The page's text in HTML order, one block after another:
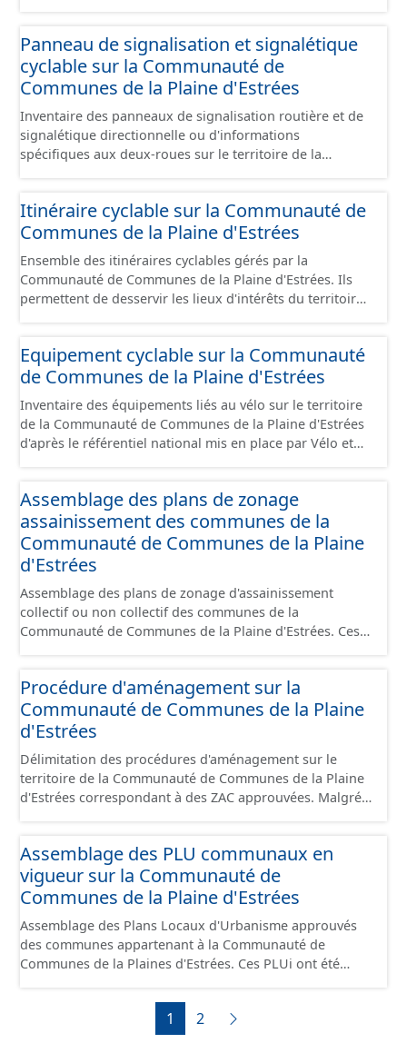
données des feuilles de plan à la commune, elles même
regroupées à l'échelle de la Communauté de Communes
de la Plaine d'Estrées.
prescriptions nationales du CNIG. Malgré l'attention
portée à la création de ces données, il est rappelé que
seuls les documents papiers font foi et sont opposables
Panneau de signalisation et signalétique
cyclable sur la Communauté de
Communes de la Plaine d'Estrées
Inventaire des panneaux de signalisation routière et de
signalétique directionnelle ou d'informations
spécifiques aux deux-roues sur le territoire de la
en cours de réalisation. Cet inventaire est en cours, la
donnée n'est donc pas exhaustive.
Itinéraire cyclable sur la Communauté de
Communes de la Plaine d'Estrées
Ensemble des itinéraires cyclables gérés par la
Communauté de Communes de la Plaine d'Estrées. Ils
permettent de desservir les lieux d'intérêts du territoire
de bonnes conditions. Ils peuvent emprunter tout type
de voies sécurisées : voie verte, piste cyclable, voie à
couloir partagé avec les bus, aire piétonne, bandes
cyclables ou jalonnement sur chaussée. Les itinéraires
ne sont pas des aménagements mais une succession
peuvent emprunter des tronçons de voies non
aménagés pour assurer une continuité. Ce jeu de
données comprend uniquement les données avec un
statut "en service", "en travaux" ou "provisoire".
Equipement cyclable sur la Communauté
de Communes de la Plaine d'Estrées
Inventaire des équipements liés au vélo sur le territoire
de la Communauté de Communes de la Plaine d'Estrées
d'après le référentiel national mis en place par Vélo et
comprend également la localisation des aires de
services/repos (autre fiche de métadonnée). Cette
information est compatible avec les données du
stationnement cyclable. Pour une meilleure visualisation
des informations, les données visibles pour les
utilisateurs de "Ma Carte" (outil interne de visualisation)
est uniquement celles des équipements hors
stationnement. En revanche, le fichier à télécharger
standards. Ce jeu de données comprend uniquement les
données avec un statut "en service", "en travaux" ou
"provisoire".
Assemblage des plans de zonage
assainissement des communes de la
Communauté de Communes de la Plaine
d'Estrées
Assemblage des plans de zonage d'assainissement
collectif ou non collectif des communes de la
Communauté de Communes de la Plaine d'Estrées. Ces
individuel (SPANC).
Procédure d'aménagement sur la
Communauté de Communes de la Plaine
d'Estrées
Délimitation des procédures d'aménagement sur le
territoire de la Communauté de Communes de la Plaine
d'Estrées correspondant à des ZAC approuvées. Malgré
Assemblage des PLU communaux en
vigueur sur la Communauté de
Communes de la Plaine d'Estrées
Assemblage des Plans Locaux d'Urbanisme approuvés
des communes appartenant à la Communauté de
Communes de la Plaines d'Estrées. Ces PLUi ont été
du CNIG et contiennent les pièces administratives, le
rapport de présentation, le PADD, les règlements écrits
et graphiques, les annexes, les OAP et les données
1 2